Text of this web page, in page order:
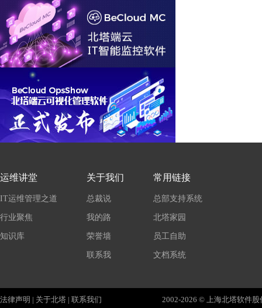
运维讲堂
IT运维管理之道
行业聚焦
知识库
关于我们
总裁说
我的路
荣誉墙
联系我
常用链接
总部支持系统
北塔家园
员工自助
文档系统
法律声明 | 关于北塔 | 联系我们 2002-2026 © 上海北塔软件